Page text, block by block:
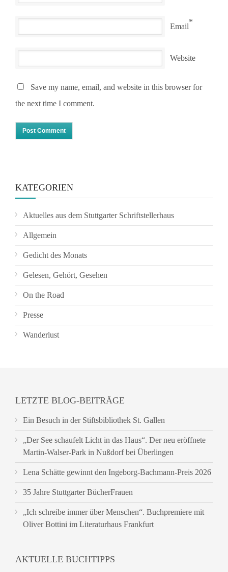
Email
*
Website
Save my name, email, and website in this browser for
the next time I comment.
KATEGORIEN
Aktuelles aus dem Stuttgarter Schriftstellerhaus
Allgemein
Gedicht des Monats
Gelesen, Gehört, Gesehen
On the Road
Presse
Wanderlust
LETZTE BLOG-BEITRÄGE
Ein Besuch in der Stiftsbibliothek St. Gallen
„Der See schaufelt Licht in das Haus“. Der neu eröffnete
Martin-Walser-Park in Nußdorf bei Überlingen
Lena Schätte gewinnt den Ingeborg-Bachmann-Preis 2026
35 Jahre Stuttgarter BücherFrauen
„Ich schreibe immer über Menschen“. Buchpremiere mit
Oliver Bottini im Literaturhaus Frankfurt
AKTUELLE BUCHTIPPS